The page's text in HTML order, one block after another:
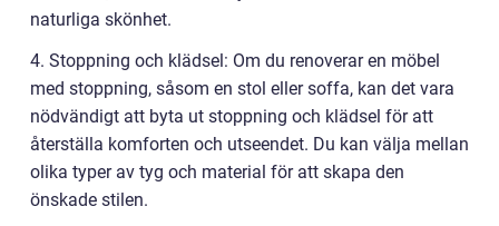
naturliga skönhet.
4. Stoppning och klädsel: Om du renoverar en möbel
med stoppning, såsom en stol eller soffa, kan det vara
nödvändigt att byta ut stoppning och klädsel för att
återställa komforten och utseendet. Du kan välja mellan
olika typer av tyg och material för att skapa den
önskade stilen.